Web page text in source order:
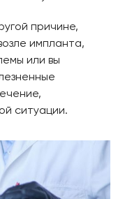
причине,
импланта,
или вы
ситуации.